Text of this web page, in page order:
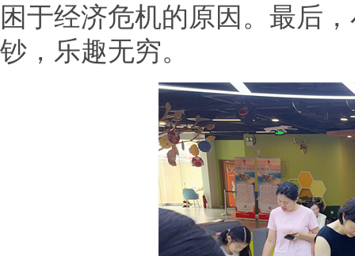
困于经济危机的原因。最后
钞，乐趣无穷。